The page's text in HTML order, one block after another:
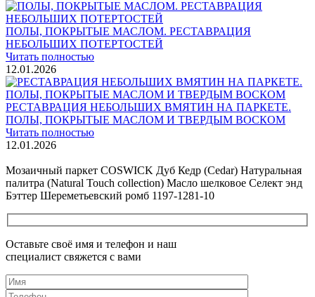
ПОЛЫ, ПОКРЫТЫЕ МАСЛОМ. РЕСТАВРАЦИЯ
НЕБОЛЬШИХ ПОТЕРТОСТЕЙ
Читать полностью
12.01.2026
РЕСТАВРАЦИЯ НЕБОЛЬШИХ ВМЯТИН НА ПАРКЕТЕ.
ПОЛЫ, ПОКРЫТЫЕ МАСЛОМ И ТВЕРДЫМ ВОСКОМ
Читать полностью
12.01.2026
Мозаичный паркет COSWICK Дуб Кедр (Cedar) Натуральная
палитра (Natural Touch collection) Масло шелковое Селект энд
Бэттер Шереметьевский ромб 1197-1281-10
Оставьте своё имя и телефон и наш
специалист свяжется с вами